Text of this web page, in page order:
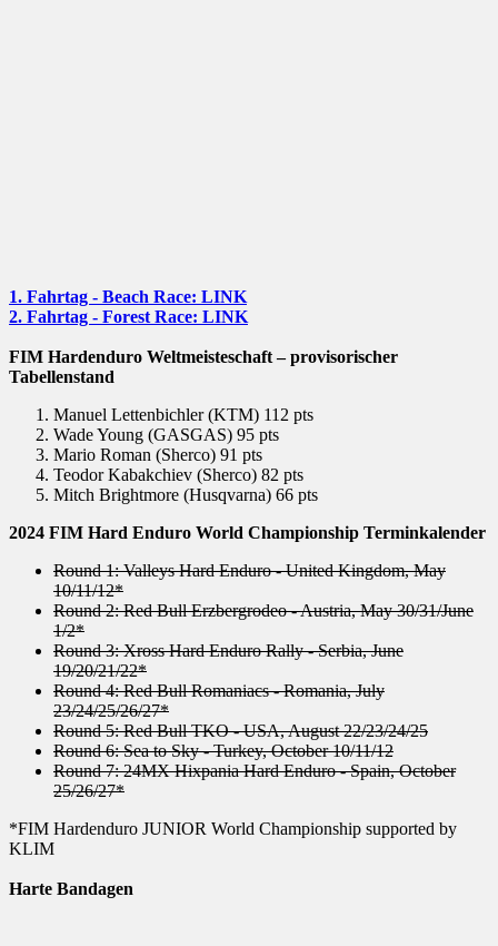
1. Fahrtag - Beach Race: LINK
2. Fahrtag - Forest Race: LINK
FIM Hardenduro Weltmeisteschaft – provisorischer
Tabellenstand
Manuel Lettenbichler (KTM) 112 pts
Wade Young (GASGAS) 95 pts
Mario Roman (Sherco) 91 pts
Teodor Kabakchiev (Sherco) 82 pts
Mitch Brightmore (Husqvarna) 66 pts
2024 FIM Hard Enduro World Championship Terminkalender
Round 1: Valleys Hard Enduro - United Kingdom, May
10/11/12*
Round 2: Red Bull Erzbergrodeo - Austria, May 30/31/June
1/2*
Round 3: Xross Hard Enduro Rally - Serbia, June
19/20/21/22*
Round 4: Red Bull Romaniacs - Romania, July
23/24/25/26/27*
Round 5: Red Bull TKO - USA, August 22/23/24/25
Round 6: Sea to Sky - Turkey, October 10/11/12
Round 7: 24MX Hixpania Hard Enduro - Spain, October
25/26/27*
*FIM Hardenduro JUNIOR World Championship supported by
KLIM
Harte Bandagen